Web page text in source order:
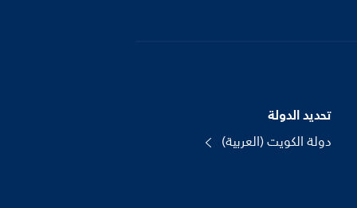
تحديد الدولة
دولة الكويت (العربية)